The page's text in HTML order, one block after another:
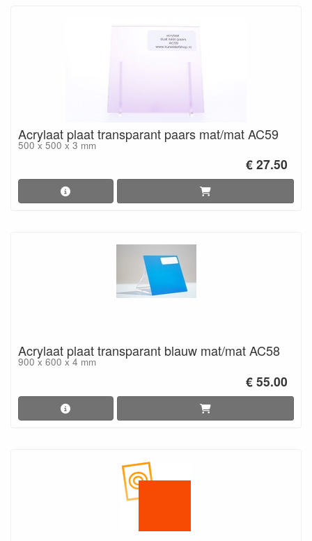
Acrylaat plaat transparant paars mat/mat AC59
500 x 500 x 3 mm
€ 27.50
Acrylaat plaat transparant blauw mat/mat AC58
900 x 600 x 4 mm
€ 55.00